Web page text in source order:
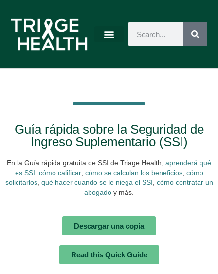
Guía rápida sobre la Seguridad de
Ingreso Suplementario (SSI)
En la Guía rápida gratuita de SSI de Triage Health, aprenderá qué
es SSI cómo calificar, cómo se calculan los beneficios, cómo
solicitarlos, qué hacer cuando se le niega el SSI cómo contratar un
abogado y más.
Descargar una copia
Read this Quick Guide